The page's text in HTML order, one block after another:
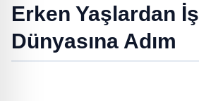
Erken Yaşlardan İş
Dünyasına Adım